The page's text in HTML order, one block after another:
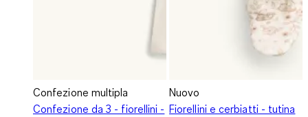
Confezione multipla
Confezione da 3 - fiorellini -
Nuovo
Fiorellini e cerbiatti - tutina